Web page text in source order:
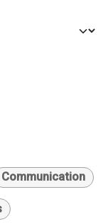
Communication